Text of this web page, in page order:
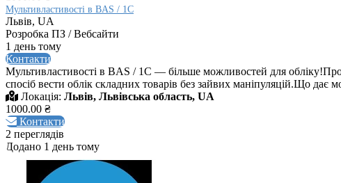
Мультивластивості в BAS / 1C
Львів, UA
Розробка ПЗ / Вебсайти
1 день тому
Контакти
Мультивластивості в BAS / 1C — більше можливостей для
спосіб вести облік складних товарів без зайвих маніпуляцій.Що дає
Локація: Львів, Львівська область, UA
1000.00 ₴
Контакти
2 переглядів
Додано 1 день тому